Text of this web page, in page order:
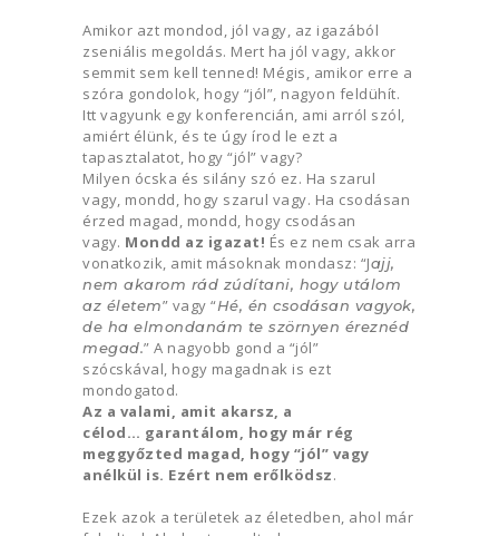
Amikor azt mondod, jól vagy, az igazából
zseniális megoldás. Mert ha jól vagy, akkor
semmit sem kell tenned! Mégis, amikor erre a
szóra gondolok, hogy “jól”, nagyon feldühít.
Itt vagyunk egy konferencián, ami arról szól,
amiért élünk, és te úgy írod le ezt a
tapasztalatot, hogy “jól” vagy?
Milyen ócska és silány szó ez. Ha szarul
vagy, mondd, hogy szarul vagy. Ha csodásan
érzed magad, mondd, hogy csodásan
vagy. Mondd az igazat! És ez nem csak arra
vonatkozik, amit másoknak mondasz: “Jajj,
nem akarom rád zúdítani, hogy utálom
az életem” vagy “Hé, én csodásan vagyok,
de ha elmondanám te szörnyen éreznéd
megad.” A nagyobb gond a “jól”
szócskával, hogy magadnak is ezt
mondogatod.
Az a valami, amit akarsz, a
célod… garantálom, hogy már rég
meggyőzted magad, hogy “jól” vagy
anélkül is. Ezért nem erőlködsz.
Ezek azok a területek az életedben, ahol már